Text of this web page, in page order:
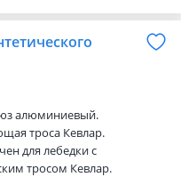
износостойкость
высокого качества Не
алюминиевый.
троса Кевлар.
для лебедки с
тросом Кевлар.